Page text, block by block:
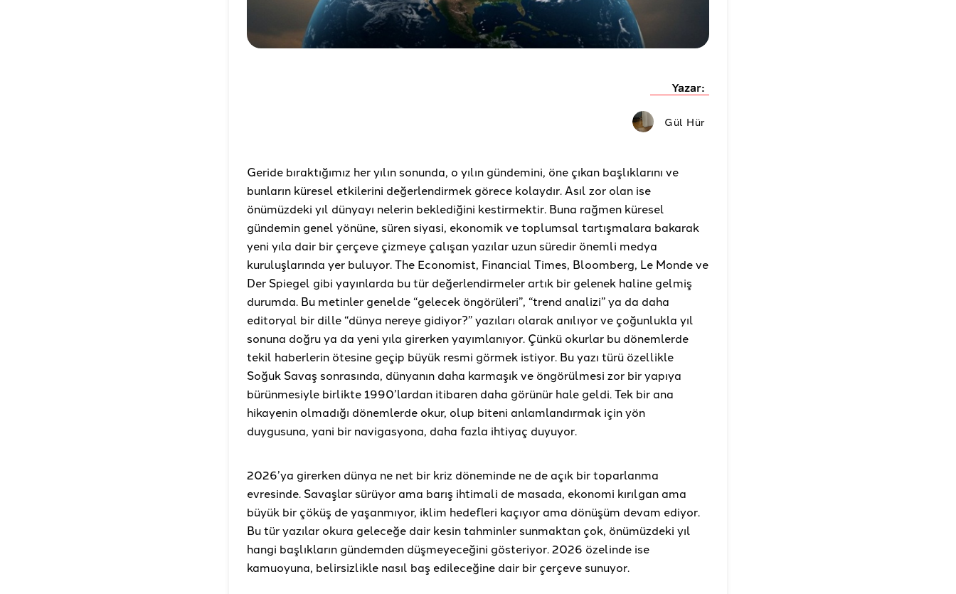
Yazar:
Gül Hür
Geride bıraktığımız her yılın sonunda, o yılın gündemini, öne çıkan başlıklarını ve
bunların küresel etkilerini değerlendirmek görece kolaydır. Asıl zor olan ise
önümüzdeki yıl dünyayı nelerin beklediğini kestirmektir. Buna rağmen küresel
gündemin genel yönüne, süren siyasi, ekonomik ve toplumsal tartışmalara bakarak
yeni yıla dair bir çerçeve çizmeye çalışan yazılar uzun süredir önemli medya
kuruluşlarında yer buluyor. The Economist, Financial Times, Bloomberg, Le Monde ve
Der Spiegel gibi yayınlarda bu tür değerlendirmeler artık bir gelenek haline gelmiş
durumda. Bu metinler genelde “gelecek öngörüleri”, “trend analizi” ya da daha
editoryal bir dille “dünya nereye gidiyor?” yazıları olarak anılıyor ve çoğunlukla yıl
sonuna doğru ya da yeni yıla girerken yayımlanıyor. Çünkü okurlar bu dönemlerde
tekil haberlerin ötesine geçip büyük resmi görmek istiyor. Bu yazı türü özellikle
Soğuk Savaş sonrasında, dünyanın daha karmaşık ve öngörülmesi zor bir yapıya
bürünmesiyle birlikte 1990’lardan itibaren daha görünür hale geldi. Tek bir ana
hikayenin olmadığı dönemlerde okur, olup biteni anlamlandırmak için yön
duygusuna, yani bir navigasyona, daha fazla ihtiyaç duyuyor.
2026’ya girerken dünya ne net bir kriz döneminde ne de açık bir toparlanma
evresinde. Savaşlar sürüyor ama barış ihtimali de masada, ekonomi kırılgan ama
büyük bir çöküş de yaşanmıyor, iklim hedefleri kaçıyor ama dönüşüm devam ediyor.
Bu tür yazılar okura geleceğe dair kesin tahminler sunmaktan çok, önümüzdeki yıl
hangi başlıkların gündemden düşmeyeceğini gösteriyor. 2026 özelinde ise
kamuoyuna, belirsizlikle nasıl baş edileceğine dair bir çerçeve sunuyor.